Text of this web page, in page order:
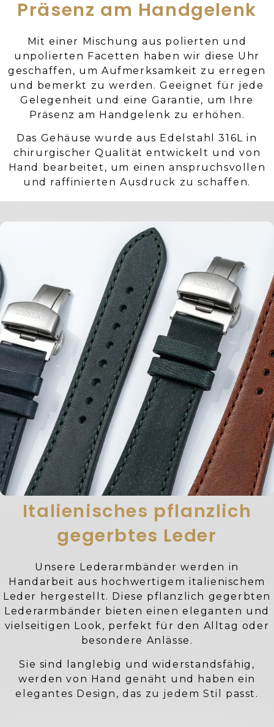
Präsenz am Handgelenk
Mit einer Mischung aus polierten und
unpolierten Facetten haben wir diese Uhr
geschaffen, um Aufmerksamkeit zu erregen
und bemerkt zu werden. Geeignet für jede
Gelegenheit und eine Garantie, um Ihre
Präsenz am Handgelenk zu erhöhen.
Das Gehäuse wurde aus Edelstahl 316L in
chirurgischer Qualität entwickelt und von
Hand bearbeitet, um einen anspruchsvollen
und raffinierten Ausdruck zu schaffen.
Italienisches pflanzlich
gegerbtes Leder
Unsere Lederarmbänder werden in
Handarbeit aus hochwertigem italienischem
Leder hergestellt. Diese pflanzlich gegerbten
Lederarmbänder bieten einen eleganten und
vielseitigen Look, perfekt für den Alltag oder
besondere Anlässe.
Sie sind langlebig und widerstandsfähig,
werden von Hand genäht und haben ein
elegantes Design, das zu jedem Stil passt.